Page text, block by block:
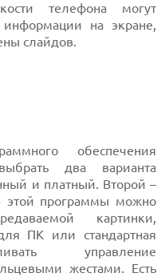
телефона могут
на экране,
слайдов.
обеспечения
два варианта
и платный. Второй –
этой программы можно
картинки,
ПК или стандартная
управление
жестами. Есть